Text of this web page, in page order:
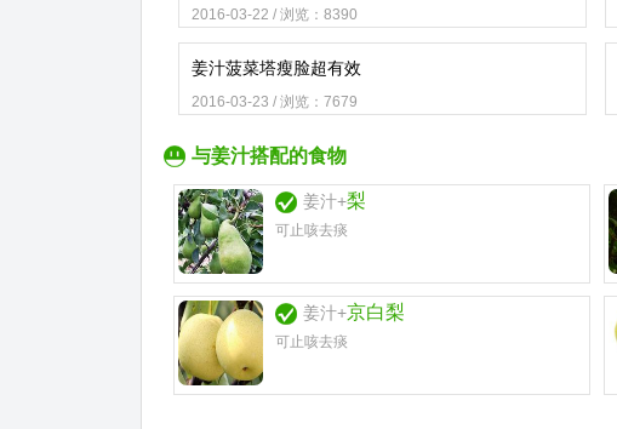
2016-03-22 / 浏览：8390
姜汁菠菜塔瘦脸超有效
2016-03-23 / 浏览：7679
与姜汁搭配的食物
姜汁+梨
可止咳去痰
姜汁+京白梨
可止咳去痰